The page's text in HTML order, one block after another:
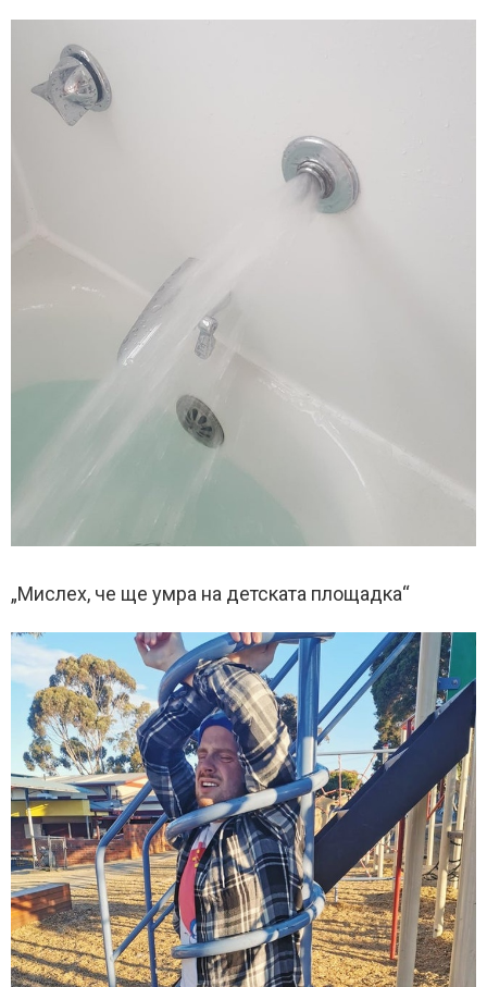
„Мислех, че ще умра на детската площадка“